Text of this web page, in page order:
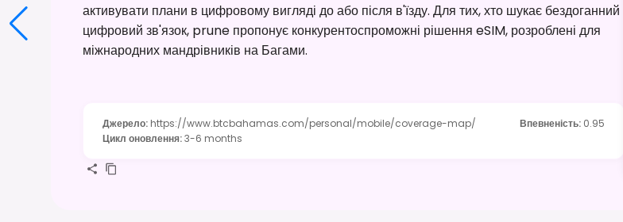
активувати плани в цифровому вигляді до або після в'їзду. Для тих, хто шукає бездоганний
цифровий зв'язок, prune пропонує конкурентоспроможні рішення eSIM, розроблені для
міжнародних мандрівників на Багами.
Джерело: https://www.btcbahamas.com/personal/mobile/coverage-map/ Впевненість: 0.95
Цикл оновлення:3-6 months